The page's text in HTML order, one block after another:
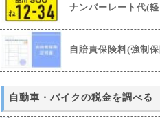
ナンバーレート代(
自賠責保険料(強制
自動車・バイクの税金を調べる